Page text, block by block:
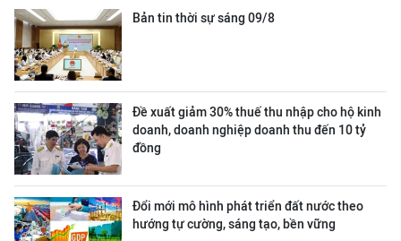
Bản tin thời sự sáng 09/8
Đề xuất giảm 30% thuế thu nhập cho hộ kinh
doanh, doanh nghiệp doanh thu đến 10 tỷ
đồng
Đổi mới mô hình phát triển đất nước theo
hướng tự cường, sáng tạo, bền vững